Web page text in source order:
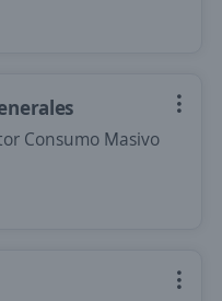
Consumo Masivo